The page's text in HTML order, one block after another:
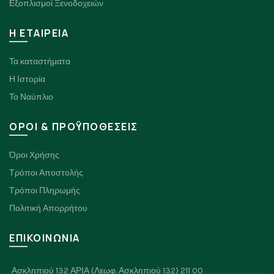
Εξοπλισμοί Ξενοδοχειών
H ΕΤΑΙΡΕΙΑ
Τα καταστήματα
Η Ιστορία
Το Ναύπλιο
ΟΡΟΙ & ΠΡΟΫΠΟΘΕΣΕΙΣ
Όροι Χρήσης
Τρόποι Αποστολής
Τρόποι Πληρωμής
Πολιτική Απορρήτου
ΕΠΙΚΟΙΝΩΝΙΑ
Ασκληπιού 132 ΑΡΙΑ (Λεωφ. Ασκληπιού 132) 211 00